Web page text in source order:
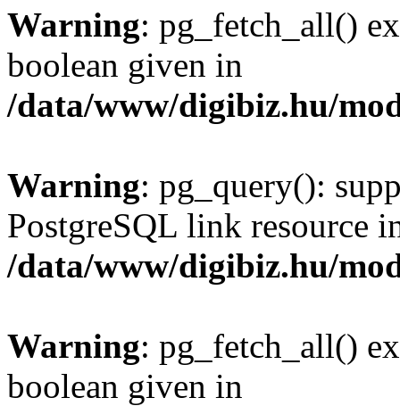
Warning: pg_fetch_all()
boolean given in
/data/www/digibiz.hu/
Warning: pg_query():
PostgreSQL link resource
/data/www/digibiz.hu/
Warning: pg_fetch_all()
boolean given in